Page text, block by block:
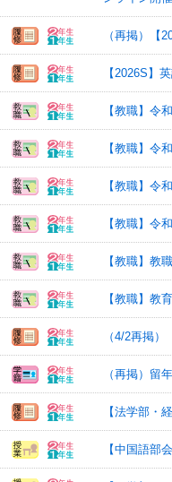
（再掲）【
【2026S】
【教職】令
【教職】令
【教職】令
【教職】令
【教職】教
【教職】教
（4/2再掲
（再掲）留
【法学部・
【中国語部